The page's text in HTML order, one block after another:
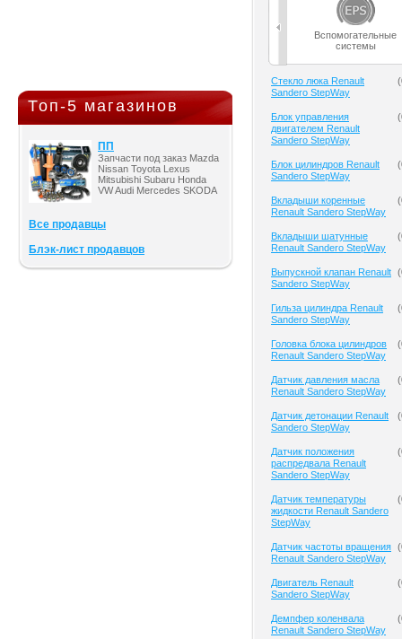
Топ-5 магазинов
ПП
Запчасти под заказ Mazda
Nissan Toyota Lexus
Mitsubishi Subaru Honda
VW Audi Mercedes SKODA
Все продавцы
Блэк-лист продавцов
Вспомогательные
системы
Cтекло люка Renault
Sandero StepWay
(
Блок управления
двигателем Renault
Sandero StepWay
(
Блок цилиндров Renault
Sandero StepWay
(
Вкладыши коренные
Renault Sandero StepWay
(
Вкладыши шатунные
Renault Sandero StepWay
(
Выпускной клапан Renault
Sandero StepWay
(
Гильза цилиндра Renault
Sandero StepWay
(
Головка блока цилиндров
Renault Sandero StepWay
(
Датчик давления масла
Renault Sandero StepWay
(
Датчик детонации Renault
Sandero StepWay
(
Датчик положения
распредвала Renault
Sandero StepWay
(
Датчик температуры
жидкости Renault Sandero
StepWay
(
Датчик частоты вращения
Renault Sandero StepWay
(
Двигатель Renault
Sandero StepWay
(
Демпфер коленвала
Renault Sandero StepWay
(